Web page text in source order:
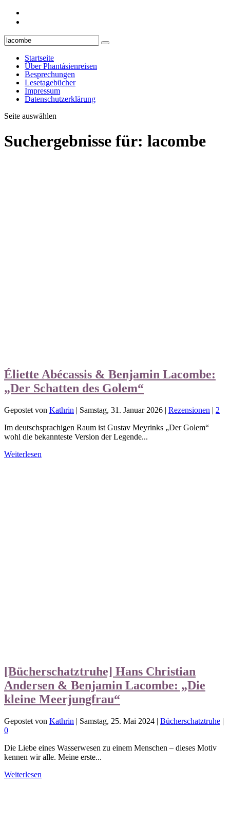
Startseite
Über Phantásienreisen
Besprechungen
Lesetagebücher
Impressum
Datenschutzerklärung
Seite auswählen
Suchergebnisse für: lacombe
Éliette Abécassis & Benjamin Lacombe:
„Der Schatten des Golem“
Gepostet von Kathrin | Samstag, 31. Januar 2026 | Rezensionen | 2
Im deutschsprachigen Raum ist Gustav Meyrinks „Der Golem“
wohl die bekannteste Version der Legende...
Weiterlesen
[Bücherschatztruhe] Hans Christian
Andersen & Benjamin Lacombe: „Die
kleine Meerjungfrau“
Gepostet von Kathrin | Samstag, 25. Mai 2024 | Bücherschatztruhe |
0
Die Liebe eines Wasserwesen zu einem Menschen – dieses Motiv
kennen wir alle. Meine erste...
Weiterlesen